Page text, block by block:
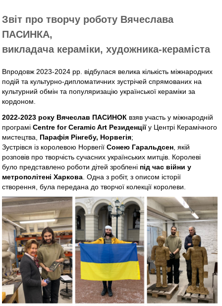
Звіт про творчу роботу Вячеслава
ПАСИНКА,
викладача кераміки, художника-кераміста
Впродовж 2023-2024 рр. відбулася велика кількість міжнародних
подій та культурно-дипломатичних зустрічей спрямованих на
культурний обмін та популяризацію української кераміки за
кордоном.
2022-2023 року Вячеслав ПАСИНОК взяв участь у міжнародній
програміCentre for Ceramic Art Резиденціїу Центрі Керамічного
мистецтва, Парафія Рінгебу, Норвегія;
Зустрівся із королевою НорвегіїСонею Гаральдсен, якій
розповів про творчість сучасних українських митців. Королеві
було представлено роботи дітей зроблені під час війни у
метрополітені Харкова. Одна з робіт, з описом історії
створення, була передана до творчої колекції королеви.